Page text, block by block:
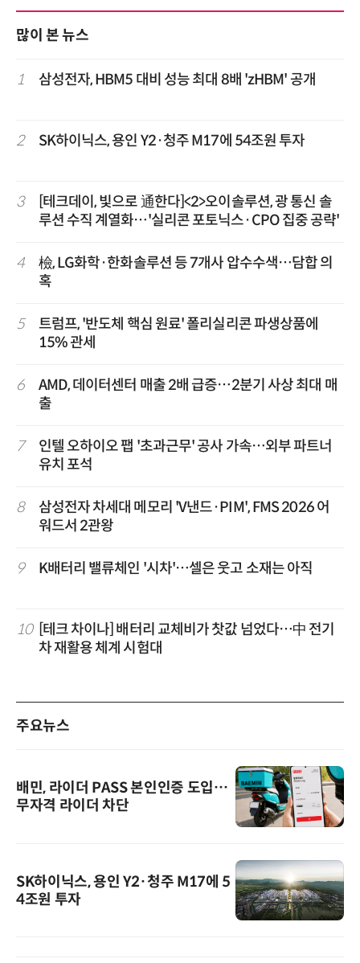
많이 본 뉴스
1 삼성전자, HBM5 대비 성능 최대 8배 'zHBM' 공개
2 SK하이닉스, 용인 Y2·청주 M17에 54조원 투자
3
[테크데이, 빛으로 通한다]<2>오이솔루션, 광 통신 솔
루션 수직 계열화…'실리콘 포토닉스·CPO 집중 공략'
4
檢, LG화학·한화솔루션 등 7개사 압수수색…담합 의
혹
5
트럼프, '반도체 핵심 원료' 폴리실리콘 파생상품에
15% 관세
6
AMD, 데이터센터 매출 2배 급증…2분기 사상 최대 매
출
7
인텔 오하이오 팹 '초과근무' 공사 가속…외부 파트너
유치 포석
8
삼성전자 차세대 메모리 'V낸드·PIM', FMS 2026 어
워드서 2관왕
9 K배터리 밸류체인 '시차'…셀은 웃고 소재는 아직
10
[테크 차이나] 배터리 교체비가 찻값 넘었다…中 전기
차 재활용 체계 시험대
주요뉴스
배민, 라이더 PASS 본인인증 도입…
무자격 라이더 차단
SK하이닉스, 용인 Y2·청주 M17에 5
4조원 투자